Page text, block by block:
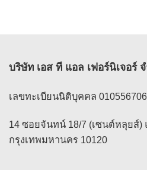
บริษัท เอส ที แอล เฟอร์นิเจอร์
เลขทะเบียนนิติบุคคล
14 ซอยจันทน์ 18/7 (เซนต์หลุยส์
กรุงเทพมหานคร 10120